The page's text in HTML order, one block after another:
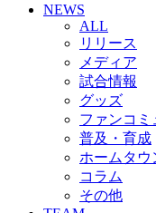
バモス
チアダンス
ボランティ
ビクトリー
HOMEGAME
観戦ルール
ホームゲー
Jリーグ運
写真・動画
ロートフィ
SCHEDULE
NEWS
ALL
リリース
メディア
試合情報
グッズ
ファンコミ
普及・育成
ホームタウ
コラム
その他